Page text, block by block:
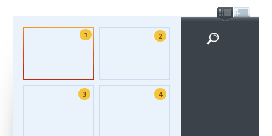
1 2
3 4